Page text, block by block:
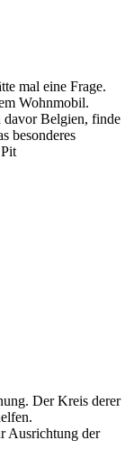
mal eine Frage.
Wohnmobil.
davor Belgien, finde
besonderes
Der Kreis derer
Ausrichtung der